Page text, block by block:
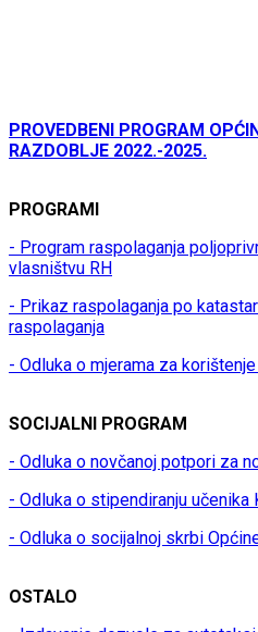
PROVEDBENI PROGRAM
RAZDOBLJE 2022.-2025.
PROGRAMI
- Program raspolaganja
vlasništvu RH
- Prikaz raspolaganja po
raspolaganja
- Odluka o mjerama za
SOCIJALNI PROGRAM
- Odluka o novčanoj potpori za
- Odluka o stipendiranju
- Odluka o socijalnoj skrbi
OSTALO